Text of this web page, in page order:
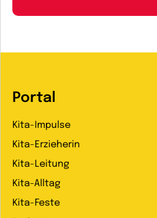
Portal
Kita-Impulse
Kita-Erzieherin
Kita-Leitung
Kita-Alltag
Kita-Feste